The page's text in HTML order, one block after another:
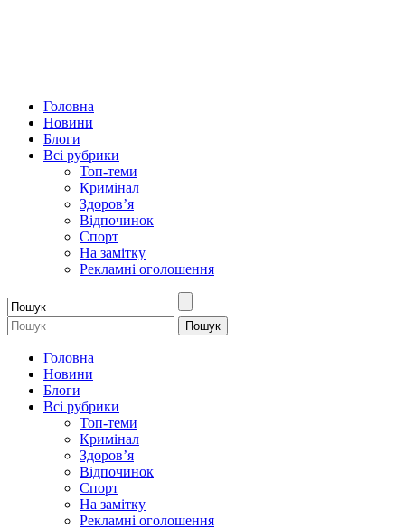
Головна
Новини
Блоги
Всі рубрики
Топ-теми
Кримінал
Здоров’я
Відпочинок
Спорт
На замітку
Рекламні оголошення
Головна
Новини
Блоги
Всі рубрики
Топ-теми
Кримінал
Здоров’я
Відпочинок
Спорт
На замітку
Рекламні оголошення